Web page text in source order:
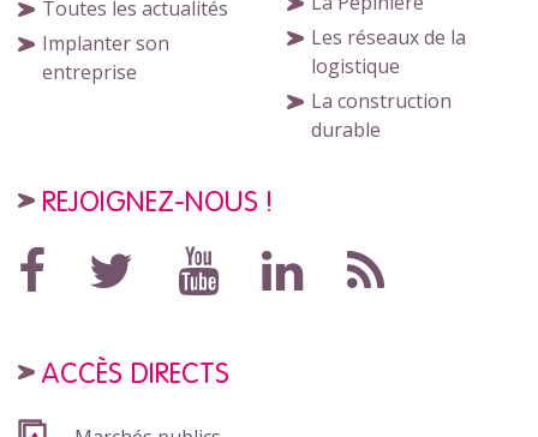
Toutes les actualités
Implanter son
entreprise
Les réseaux de la
logistique
La construction
durable
REJOIGNEZ-NOUS !
ACCÈS DIRECTS